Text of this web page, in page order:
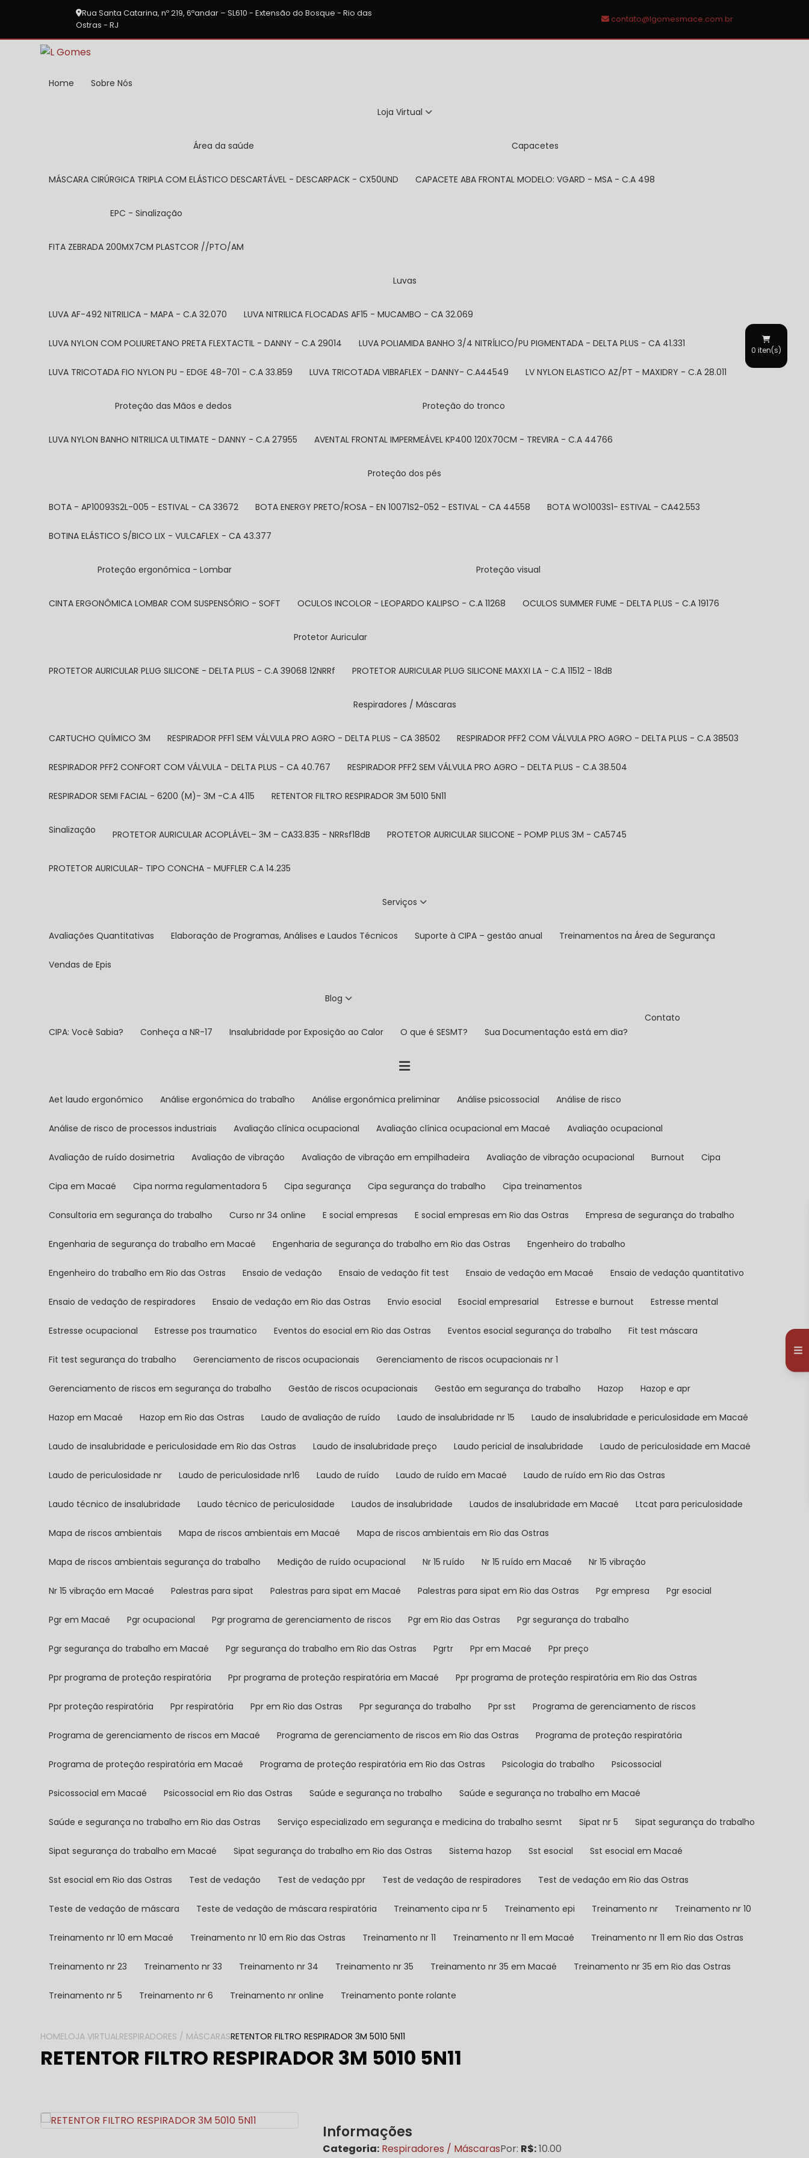
Rua Santa Catarina, nº 219, 6ºandar – SL610 - Extensão do Bosque - Rio das
Ostras - RJ
contato@lgomesmace.com.br
Home Sobre Nós
Loja Virtual
Área da saúde
MÁSCARA CIRÚRGICA TRIPLA COM ELÁSTICO DESCARTÁVEL - DESCARPACK - CX50UND
Capacetes
CAPACETE ABA FRONTAL MODELO: VGARD - MSA - C.A 498
EPC - Sinalização
FITA ZEBRADA 200MX7CM PLASTCOR //PTO/AM
Luvas
LUVA AF-492 NITRILICA - MAPA - C.A 32.070 LUVA NITRILICA FLOCADAS AF15 - MUCAMBO - CA 32.069
LUVA NYLON COM POLIURETANO PRETA FLEXTACTIL - DANNY - C.A 29014 LUVA POLIAMIDA BANHO 3/4 NITRÍLICO/PU PIGMENTADA - DELTA PLUS - CA 41.331
LUVA TRICOTADA FIO NYLON PU - EDGE 48-701 - C.A 33.859 LUVA TRICOTADA VIBRAFLEX - DANNY- C.A44549 LV NYLON ELASTICO AZ/PT - MAXIDRY - C.A 28.011
Proteção das Mãos e dedos
LUVA NYLON BANHO NITRILICA ULTIMATE - DANNY - C.A 27955
Proteção do tronco
AVENTAL FRONTAL IMPERMEÁVEL KP400 120X70CM - TREVIRA - C.A 44766
Proteção dos pés
BOTA - AP10093S2L-005 - ESTIVAL - CA 33672 BOTA ENERGY PRETO/ROSA - EN 10071S2-052 - ESTIVAL - CA 44558 BOTA WO1003S1- ESTIVAL - CA42.553
BOTINA ELÁSTICO S/BICO LIX - VULCAFLEX - CA 43.377
Proteção ergonômica - Lombar
CINTA ERGONÔMICA LOMBAR COM SUSPENSÓRIO - SOFT
Proteção visual
OCULOS INCOLOR - LEOPARDO KALIPSO - C.A 11268 OCULOS SUMMER FUME - DELTA PLUS - C.A 19176
Protetor Auricular
PROTETOR AURICULAR PLUG SILICONE - DELTA PLUS - C.A 39068 12NRRf PROTETOR AURICULAR PLUG SILICONE MAXXI LA - C.A 11512 - 18dB
Respiradores / Máscaras
CARTUCHO QUÍMICO 3M RESPIRADOR PFF1 SEM VÁLVULA PRO AGRO - DELTA PLUS - CA 38502 RESPIRADOR PFF2 COM VÁLVULA PRO AGRO - DELTA PLUS - C.A 38503
RESPIRADOR PFF2 CONFORT COM VÁLVULA - DELTA PLUS - CA 40.767 RESPIRADOR PFF2 SEM VÁLVULA PRO AGRO - DELTA PLUS - C.A 38.504
RESPIRADOR SEMI FACIAL - 6200 (M)- 3M -C.A 4115 RETENTOR FILTRO RESPIRADOR 3M 5010 5N11
Sinalização PROTETOR AURICULAR ACOPLÁVEL– 3M – CA33.835 - NRRsf18dB PROTETOR AURICULAR SILICONE - POMP PLUS 3M - CA5745
PROTETOR AURICULAR- TIPO CONCHA - MUFFLER C.A 14.235
Serviços
Avaliações Quantitativas Elaboração de Programas, Análises e Laudos Técnicos Suporte à CIPA – gestão anual Treinamentos na Área de Segurança
Vendas de Epis
Blog
CIPA: Você Sabia? Conheça a NR-17 Insalubridade por Exposição ao Calor O que é SESMT? Sua Documentação está em dia?
Contato
Aet laudo ergonômico Análise ergonômica do trabalho Análise ergonômica preliminar Análise psicossocial Análise de risco
Análise de risco de processos industriais Avaliação clínica ocupacional Avaliação clínica ocupacional em Macaé Avaliação ocupacional
Avaliação de ruído dosimetria Avaliação de vibração Avaliação de vibração em empilhadeira Avaliação de vibração ocupacional Burnout Cipa
Cipa em Macaé Cipa norma regulamentadora 5 Cipa segurança Cipa segurança do trabalho Cipa treinamentos
Consultoria em segurança do trabalho Curso nr 34 online E social empresas E social empresas em Rio das Ostras Empresa de segurança do trabalho
Engenharia de segurança do trabalho em Macaé Engenharia de segurança do trabalho em Rio das Ostras Engenheiro do trabalho
Engenheiro do trabalho em Rio das Ostras Ensaio de vedação Ensaio de vedação fit test Ensaio de vedação em Macaé Ensaio de vedação quantitativo
Ensaio de vedação de respiradores Ensaio de vedação em Rio das Ostras Envio esocial Esocial empresarial Estresse e burnout Estresse mental
Estresse ocupacional Estresse pos traumatico Eventos do esocial em Rio das Ostras Eventos esocial segurança do trabalho Fit test máscara
Fit test segurança do trabalho Gerenciamento de riscos ocupacionais Gerenciamento de riscos ocupacionais nr 1
Gerenciamento de riscos em segurança do trabalho Gestão de riscos ocupacionais Gestão em segurança do trabalho Hazop Hazop e apr
Hazop em Macaé Hazop em Rio das Ostras Laudo de avaliação de ruído Laudo de insalubridade nr 15 Laudo de insalubridade e periculosidade em Macaé
Laudo de insalubridade e periculosidade em Rio das Ostras Laudo de insalubridade preço Laudo pericial de insalubridade Laudo de periculosidade em Macaé
Laudo de periculosidade nr Laudo de periculosidade nr16 Laudo de ruído Laudo de ruído em Macaé Laudo de ruído em Rio das Ostras
Laudo técnico de insalubridade Laudo técnico de periculosidade Laudos de insalubridade Laudos de insalubridade em Macaé Ltcat para periculosidade
Mapa de riscos ambientais Mapa de riscos ambientais em Macaé Mapa de riscos ambientais em Rio das Ostras
Mapa de riscos ambientais segurança do trabalho Medição de ruído ocupacional Nr 15 ruído Nr 15 ruído em Macaé Nr 15 vibração
Nr 15 vibração em Macaé Palestras para sipat Palestras para sipat em Macaé Palestras para sipat em Rio das Ostras Pgr empresa Pgr esocial
Pgr em Macaé Pgr ocupacional Pgr programa de gerenciamento de riscos Pgr em Rio das Ostras Pgr segurança do trabalho
Pgr segurança do trabalho em Macaé Pgr segurança do trabalho em Rio das Ostras Pgrtr Ppr em Macaé Ppr preço
Ppr programa de proteção respiratória Ppr programa de proteção respiratória em Macaé Ppr programa de proteção respiratória em Rio das Ostras
Ppr proteção respiratória Ppr respiratória Ppr em Rio das Ostras Ppr segurança do trabalho Ppr sst Programa de gerenciamento de riscos
Programa de gerenciamento de riscos em Macaé Programa de gerenciamento de riscos em Rio das Ostras Programa de proteção respiratória
Programa de proteção respiratória em Macaé Programa de proteção respiratória em Rio das Ostras Psicologia do trabalho Psicossocial
Psicossocial em Macaé Psicossocial em Rio das Ostras Saúde e segurança no trabalho Saúde e segurança no trabalho em Macaé
Saúde e segurança no trabalho em Rio das Ostras Serviço especializado em segurança e medicina do trabalho sesmt Sipat nr 5 Sipat segurança do trabalho
Sipat segurança do trabalho em Macaé Sipat segurança do trabalho em Rio das Ostras Sistema hazop Sst esocial Sst esocial em Macaé
Sst esocial em Rio das Ostras Test de vedação Test de vedação ppr Test de vedação de respiradores Test de vedação em Rio das Ostras
Teste de vedação de máscara Teste de vedação de máscara respiratória Treinamento cipa nr 5 Treinamento epi Treinamento nr Treinamento nr 10
Treinamento nr 10 em Macaé Treinamento nr 10 em Rio das Ostras Treinamento nr 11 Treinamento nr 11 em Macaé Treinamento nr 11 em Rio das Ostras
Treinamento nr 23 Treinamento nr 33 Treinamento nr 34 Treinamento nr 35 Treinamento nr 35 em Macaé Treinamento nr 35 em Rio das Ostras
Treinamento nr 5 Treinamento nr 6 Treinamento nr online Treinamento ponte rolante
0 iten(s)
HOMELOJA VIRTUALRESPIRADORES / MÁSCARASRETENTOR FILTRO RESPIRADOR 3M 5010 5N11
RETENTOR FILTRO RESPIRADOR 3M 5010 5N11
Informações
Categoria: Respiradores / Máscaras Por: R$:10.00